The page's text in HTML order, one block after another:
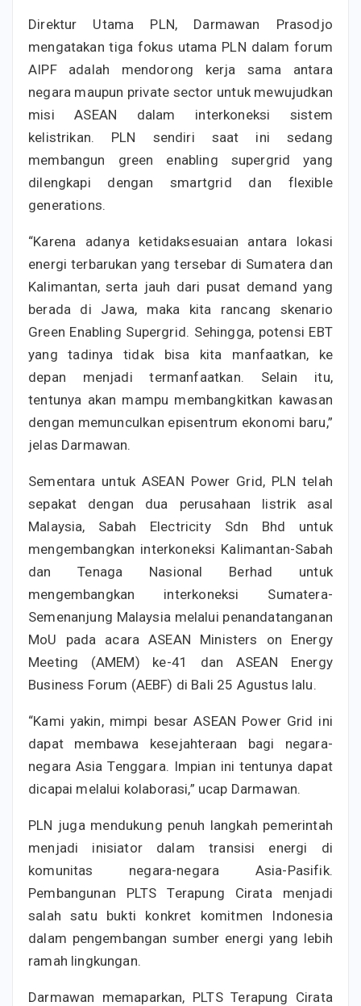
Direktur Utama PLN, Darmawan Prasodjo
mengatakan tiga fokus utama PLN dalam forum
AIPF adalah mendorong kerja sama antara
negara maupun private sector untuk mewujudkan
misi ASEAN dalam interkoneksi sistem
kelistrikan. PLN sendiri saat ini sedang
membangun green enabling supergrid yang
dilengkapi dengan smartgrid dan flexible
generations.
“Karena adanya ketidaksesuaian antara lokasi
energi terbarukan yang tersebar di Sumatera dan
Kalimantan, serta jauh dari pusat demand yang
berada di Jawa, maka kita rancang skenario
Green Enabling Supergrid. Sehingga, potensi EBT
yang tadinya tidak bisa kita manfaatkan, ke
depan menjadi termanfaatkan. Selain itu,
tentunya akan mampu membangkitkan kawasan
dengan memunculkan episentrum ekonomi baru,”
jelas Darmawan.
Sementara untuk ASEAN Power Grid, PLN telah
sepakat dengan dua perusahaan listrik asal
Malaysia, Sabah Electricity Sdn Bhd untuk
mengembangkan interkoneksi Kalimantan-Sabah
dan Tenaga Nasional Berhad untuk
mengembangkan interkoneksi Sumatera-
Semenanjung Malaysia melalui penandatanganan
MoU pada acara ASEAN Ministers on Energy
Meeting (AMEM) ke-41 dan ASEAN Energy
Business Forum (AEBF) di Bali 25 Agustus lalu.
“Kami yakin, mimpi besar ASEAN Power Grid ini
dapat membawa kesejahteraan bagi negara-
negara Asia Tenggara. Impian ini tentunya dapat
dicapai melalui kolaborasi,” ucap Darmawan.
PLN juga mendukung penuh langkah pemerintah
menjadi inisiator dalam transisi energi di
komunitas negara-negara Asia-Pasifik.
Pembangunan PLTS Terapung Cirata menjadi
salah satu bukti konkret komitmen Indonesia
dalam pengembangan sumber energi yang lebih
ramah lingkungan.
Darmawan memaparkan, PLTS Terapung Cirata